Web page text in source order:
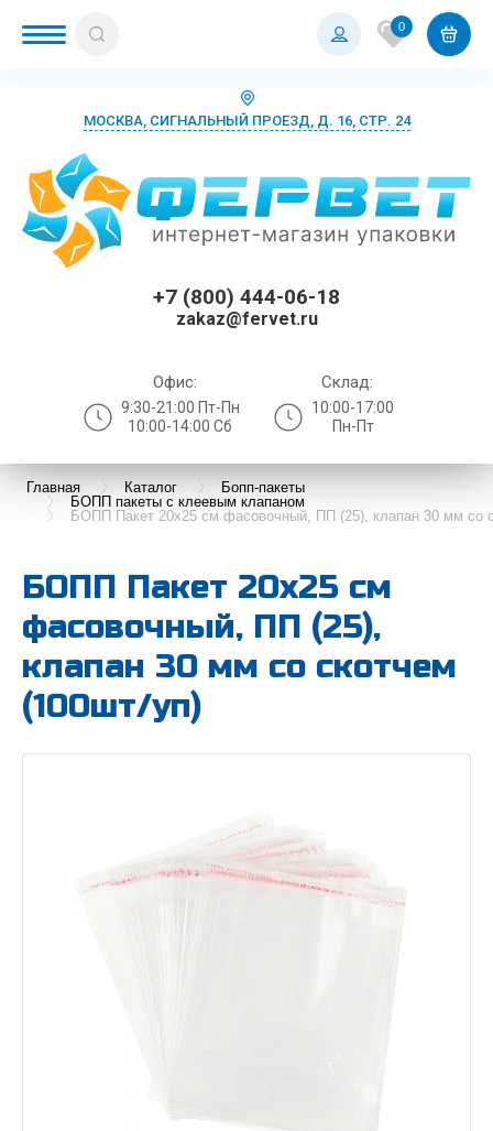
0
МОСКВА, СИГНАЛЬНЫЙ ПРОЕЗД, Д. 16, СТР. 24
+7 (800) 444-06-18
zakaz@fervet.ru
Офис:
9:30-21:00 Пт-Пн
10:00-14:00 Сб
Склад:
10:00-17:00
Пн-Пт
Главная Каталог
Бопп-пакеты
БОПП пакеты с клеевым клапаном
БОПП Пакет 20х25 см фасовочный, ПП (25), клапан 30 мм со
БОПП Пакет 20х25 см
фасовочный, ПП (25),
клапан 30 мм со скотчем
(100шт/уп)